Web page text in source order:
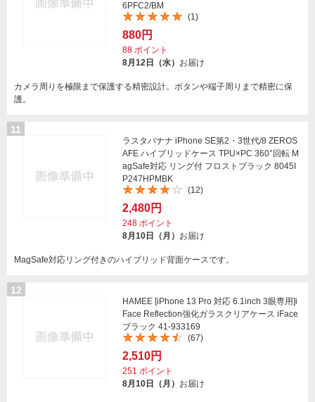
6PFC2/BM
(1)
880円
88 ポイント
8月12日（水） お届け
カメラ周りを極限まで保護する精密設計。ボタンや端子周りまで精密に保
護。
11
ラスタバナナ iPhone SE第2・3世代/8 ZEROS
AFE ハイブリッドケース TPU×PC 360°回転 M
agSafe対応 リング付 フロストブラック 8045I
P247HPMBK
(12)
2,480円
248 ポイント
8月10日（月） お届け
MagSafe対応リング付きのハイブリッド背面ケースです。
12
HAMEE [iPhone 13 Pro 対応 6.1inch 3眼専用]i
Face Reflection強化ガラスクリアケース iFace
ブラック 41-933169
(67)
2,510円
251 ポイント
8月10日（月） お届け